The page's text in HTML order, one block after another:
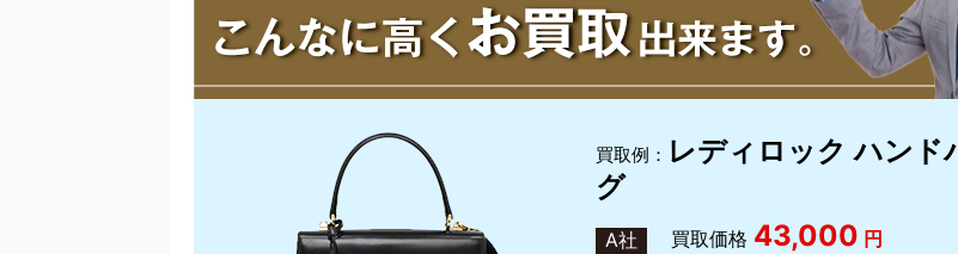
買取例： レディロック ハンド
グ
A社 買取価格 43,000 円